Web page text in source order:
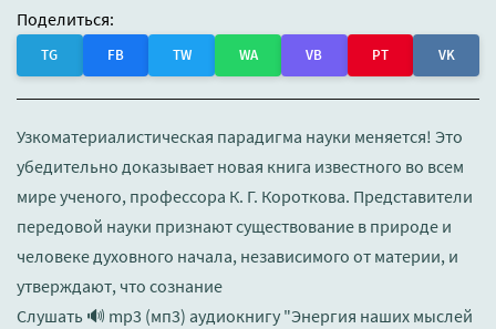
Поделиться:
TG FB TW WA VB PT VK
Узкоматериалистическая парадигма науки меняется! Это
убедительно доказывает новая книга известного во всем
мире ученого, профессора К. Г. Короткова. Представители
передовой науки признают существование в природе и
человеке духовного начала, независимого от материи, и
утверждают, что сознание
Слушать 🔊 mp3 (мп3) аудиокнигу "Энергия наших мыслей